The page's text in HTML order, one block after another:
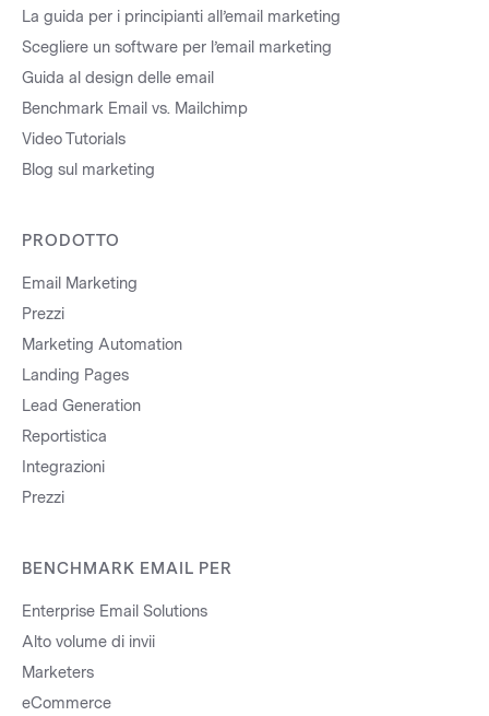
La guida per i principianti all’email marketing
Scegliere un software per l’email marketing
Guida al design delle email
Benchmark Email vs. Mailchimp
Video Tutorials
Blog sul marketing
PRODOTTO
Email Marketing
Prezzi
Marketing Automation
Landing Pages
Lead Generation
Reportistica
Integrazioni
Prezzi
BENCHMARK EMAIL PER
Enterprise Email Solutions
Alto volume di invii
Marketers
eCommerce